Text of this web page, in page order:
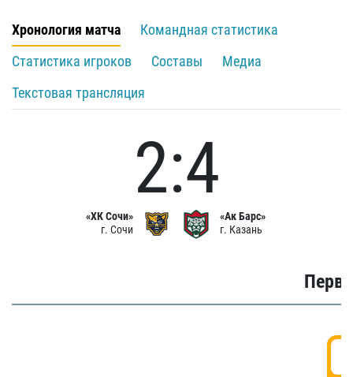
Хронология матча
Командная статистика
Статистика игроков
Составы
Медиа
Текстовая трансляция
«ХК Сочи»
г. Сочи
2:4
«Ак Барс»
г. Казань